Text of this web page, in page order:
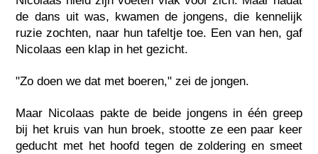
de dans uit was, kwamen de jongens, die kennelijk
ruzie zochten, naar hun tafeltje toe. Een van hen, gaf
Nicolaas een klap in het gezicht.
"Zo doen we dat met boeren," zei de jongen.
Maar Nicolaas pakte de beide jongens in één greep
bij het kruis van hun broek, stootte ze een paar keer
geducht met het hoofd tegen de zoldering en smeet